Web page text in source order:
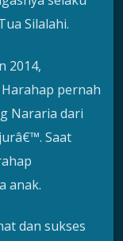
Silalahi.
2014,
pernah
Nararia dari
Saat
anak.
dan sukses